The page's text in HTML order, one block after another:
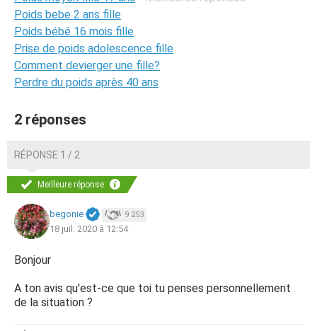
Poids bebe 2 ans fille
Poids bébé 16 mois fille
Prise de poids adolescence fille
Comment devierger une fille?
Perdre du poids après 40 ans
2 réponses
RÉPONSE 1 / 2
Meilleure réponse
begonie 9 253
18 juil. 2020 à 12:54
Bonjour
A ton avis qu'est-ce que toi tu penses personnellement
de la situation ?